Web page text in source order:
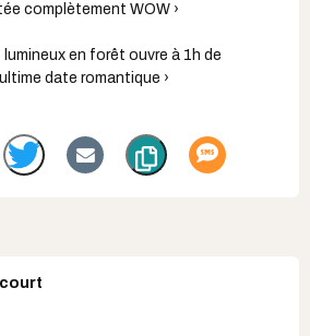
complètement WOW ›
en forêt ouvre à 1h de
date romantique ›